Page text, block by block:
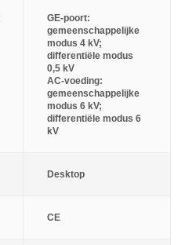
GE-poort:
gemeenschappelijke
modus 4 kV;
differentiële modus
0,5 kV
AC-voeding:
gemeenschappelijke
modus 6 kV;
differentiële modus 6
kV
Desktop
CE